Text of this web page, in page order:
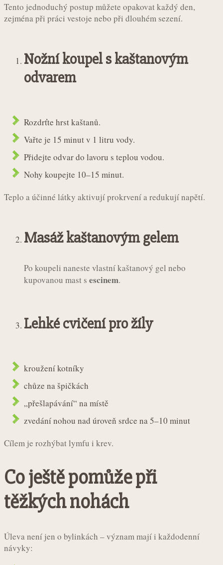
Tento jednoduchý postup můžete opakovat každý den,
zejména při práci vestoje nebo při dlouhém sezení.
Nožní koupel s kaštanovým
odvarem
Rozdrťte hrst kaštanů.
Vařte je 15 minut v 1 litru vody.
Přidejte odvar do lavoru s teplou vodou.
Nohy koupejte 10–15 minut.
Teplo a účinné látky aktivují prokrvení a redukují napětí.
Masáž kaštanovým gelem
Po koupeli naneste vlastní kaštanový gel nebo
kupovanou mast s escinem.
Lehké cvičení pro žíly
kroužení kotníky
chůze na špičkách
„přešlapávání“ na místě
zvedání nohou nad úroveň srdce na 5–10 minut
Cílem je rozhýbat lymfu i krev.
Co ještě pomůže při
těžkých nohách
Úleva není jen o bylinkách – význam mají i každodenní
návyky: